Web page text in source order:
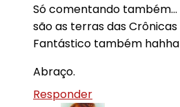
Só comentando
são as terras das Crônicas
Fantástico também
Abraço.
Responder